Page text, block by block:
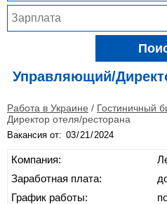
Управляющий/
Работа в Украине / Гостиничный
Директор отеля/ресторана
Вакансия от:
Компания:
Заработная плата:
График работы: